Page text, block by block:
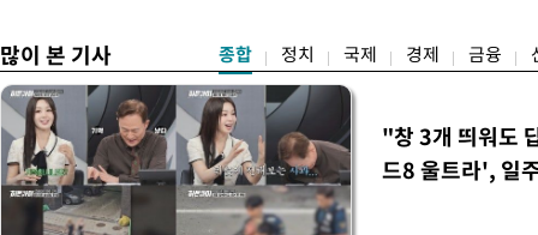
많이 본 기사 종합 정치 국제 경제 금융
"창 3개 띄워도
드8 울트라', 일